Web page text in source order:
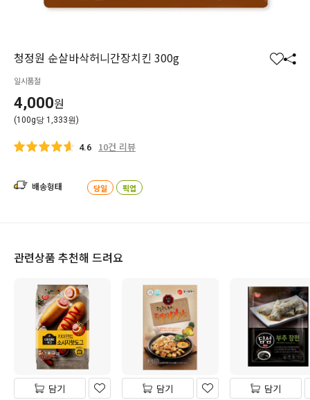
청정원 순살바삭허니간장치킨 300g
찜 공
일시품절
4,000원
(100g당 1,333원)
4.6 10건 리뷰
배송형태 당일 픽업
관련상품 추천해 드려요
담기 담기 담기